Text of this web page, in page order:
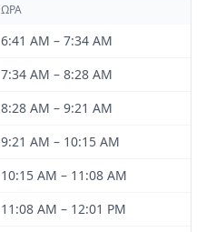
ΏΡΑ
6:41 AM – 7:34 AM
7:34 AM – 8:28 AM
8:28 AM – 9:21 AM
9:21 AM – 10:15 AM
10:15 AM – 11:08 AM
11:08 AM – 12:01 PM